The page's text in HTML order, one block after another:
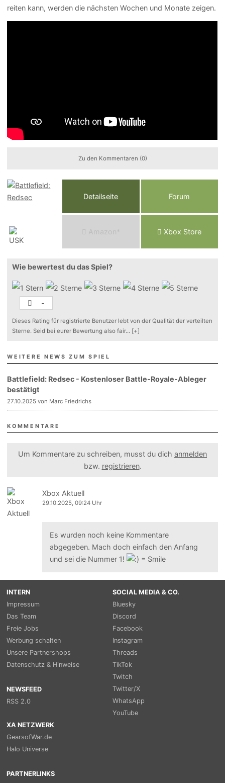
reiten kann, werden die nächsten Wochen und Monate zeigen.
Zu den Kommentaren (0)
Detailseite Forum
Ama o n* Xbox Store
Wie bewertest du das Spiel?
-
Dieses Rating für registrierte Benutzer lebt von der Qualität der verteilten
Sterne. Seid bei eurer Bewertung also fair... [+]
WEITERE NEWS ZUM SPIEL
Battlefield: Redsec - Kostenloser Battle-Royale-Ableger
bestätigt
27.10.2025 von Marc Friedrichs
KOMMENTARE
Um Kommentare zu schreiben, musst du dich anmelden
bzw. registrieren.
Xbox Aktuell
29.10.2025, 09:24 Uhr
Es wurden noch keine Kommentare
abgegeben. Mach doch einfach den Anfang
und sei die Nummer 1!
INTERN
Impressum
Das Team
Freie Jobs
Werbung schalten
Unsere Partnershops
Datenschutz & Hinweise
NEWSFEED
RSS 2.0
SOCIAL MEDIA & CO.
Bluesky
Discord
Facebook
Instagram
Threads
TikTok
Twitch
Twitter/X
WhatsApp
YouTube
XA NETZWERK
GearsofWar.de
Halo Universe
PARTNERLINKS